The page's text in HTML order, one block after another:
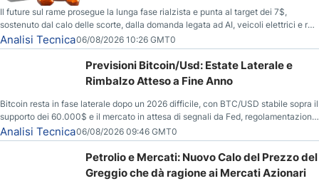
Il future sul rame prosegue la lunga fase rialzista e punta al target dei 7$,
sostenuto dal calo delle scorte, dalla domanda legata ad AI, veicoli elettrici e reti
energetiche, e dai timori di deficit produttivo dal 2028.
Analisi Tecnica06/08/2026 10:26 GMT0
Previsioni Bitcoin/Usd: Estate Laterale e
Rimbalzo Atteso a Fine Anno
Bitcoin resta in fase laterale dopo un 2026 difficile, con BTC/USD stabile sopra il
supporto dei 60.000$ e il mercato in attesa di segnali da Fed, regolamentazione
USA ed elezioni di medio termine.
Analisi Tecnica06/08/2026 09:46 GMT0
Petrolio e Mercati: Nuovo Calo del Prezzo del
Greggio che dà ragione ai Mercati Azionari